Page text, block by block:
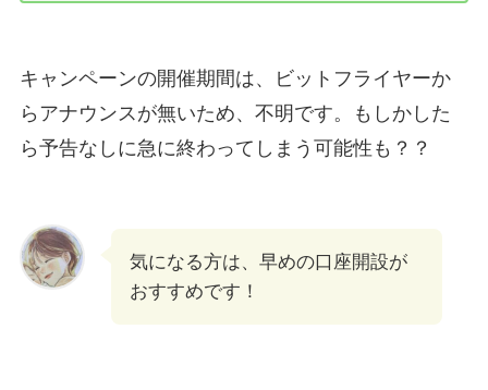
キャンペーンの開催期間は、ビットフライヤーか
らアナウンスが無いため、不明です。もしかした
ら予告なしに急に終わってしまう可能性も？？
気になる方は、早めの口座開設が
おすすめです！